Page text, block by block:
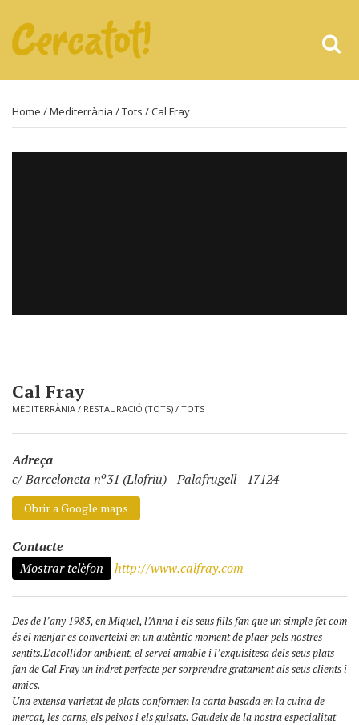
Home /Mediterrània /Tots / Cal Fray
Cal Fray
MEDITERRÀNIA / RESTAURACIÓ (TOTS) / TOTS
Adreça
c/ Barceloneta nº31 (Llofriu)-Palafrugell - 17124
Obrir a Google maps
Contacte
Mostrar telèfon
http://www.calfray.com
Des de l’any 1983, en Miquel, l’Anna i els seus fills fan que un simple fet com
és el menjar es converteixi en un autèntic moment de plaer pels nostres
sentits.L’acollidor ambient, el servei amable i l’exquisitesa dels seus plats
fan de Cal Fray un indret perfecte per sorprendre gratament als seus clients i
amics.
Una extensa varietat de plats conformen la carta basada en la cuina de
mercat, les carns, els peixos i els guisats. Gaudeix de la nostra especialitat